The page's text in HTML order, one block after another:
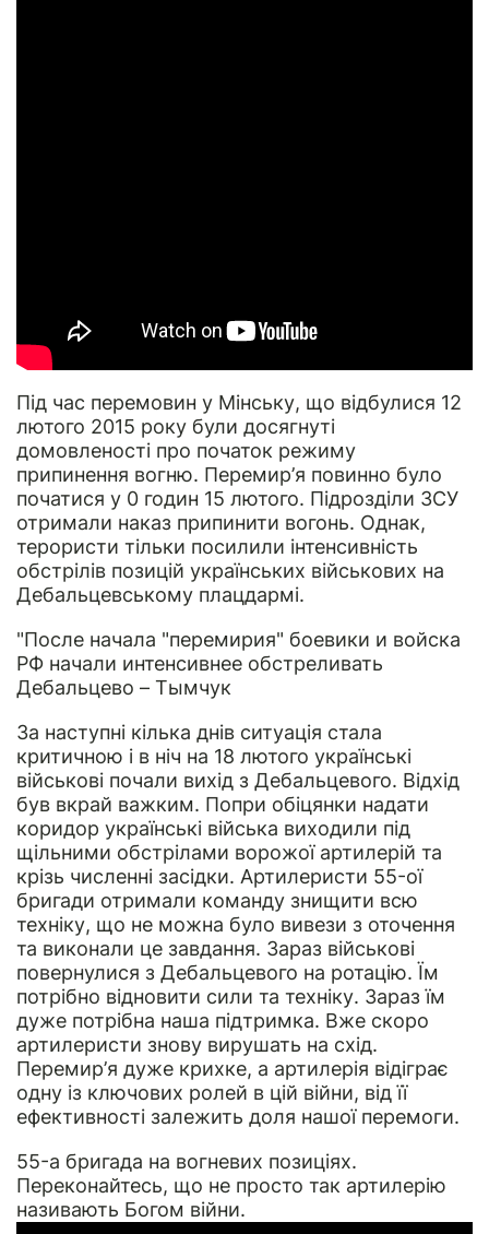
Під час перемовин у Мінську, що відбулися 12
лютого 2015 року були досягнуті
домовленості про початок режиму
припинення вогню. Перемир’я повинно було
початися у 0 годин 15 лютого. Підрозділи ЗСУ
отримали наказ припинити вогонь. Однак,
терористи тільки посилили інтенсивність
обстрілів позицій українських військових на
Дебальцевському плацдармі.
"После начала "перемирия" боевики и войска
РФ начали интенсивнее обстреливать
Дебальцево – Тымчук
За наступні кілька днів ситуація стала
критичною і в ніч на 18 лютого українські
військові почали вихід з Дебальцевого. Відхід
був вкрай важким. Попри обіцянки надати
коридор українські війська виходили під
щільними обстрілами ворожої артилерій та
крізь численні засідки. Артилеристи 55-ої
бригади отримали команду знищити всю
техніку, що не можна було вивези з оточення
та виконали це завдання. Зараз військові
повернулися з Дебальцевого на ротацію. Їм
потрібно відновити сили та техніку. Зараз їм
дуже потрібна наша підтримка. Вже скоро
артилеристи знову вирушать на схід.
Перемир’я дуже крихке, а артилерія відіграє
одну із ключових ролей в цій війни, від її
ефективності залежить доля нашої перемоги.
55-а бригада на вогневих позиціях.
Переконайтесь, що не просто так артилерію
називають Богом війни.